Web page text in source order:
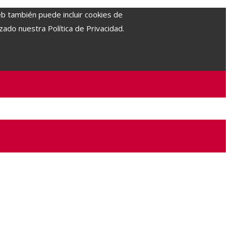
también puede incluir cookies de
nuestra Política de Privacidad.